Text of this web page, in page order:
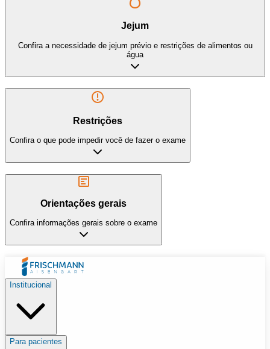
Jejum
Confira a necessidade de jejum prévio e restrições de alimentos ou
água
Restrições
Confira o que pode impedir você de fazer o exame
Orientações gerais
Confira informações gerais sobre o exame
Institucional
Para pacientes